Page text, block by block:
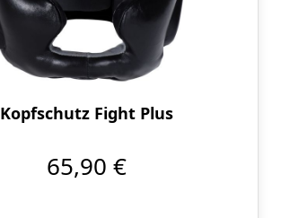
Kopfschutz Fight Plus
65,90 €